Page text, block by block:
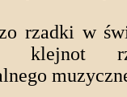
rzadki w
klejnot